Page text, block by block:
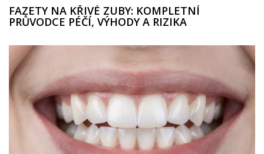
FAZETY NA KŘIVÉ ZUBY: KOMPLETNÍ
PRŮVODCE PÉČÍ, VÝHODY A RIZIKA